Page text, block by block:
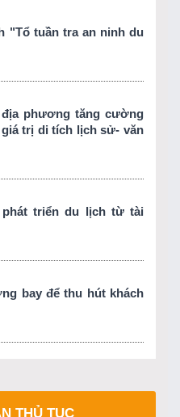
"Tổ tuần tra an ninh du
địa phương tăng cường
trị di tích lịch sử- văn
phát triển du lịch từ tài
bay để thu hút khách
THỦ TỤC